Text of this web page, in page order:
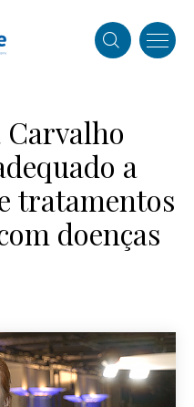
a
tratamentos
doenças